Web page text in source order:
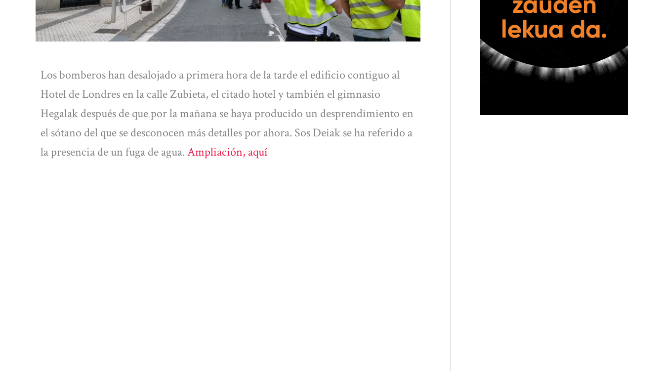
Los bomberos han desalojado a primera hora de la tarde el edificio contiguo al
Hotel de Londres en la calle Zubieta, el citado hotel y también el gimnasio
Hegalak después de que por la mañana se haya producido un desprendimiento en
el sótano del que se desconocen más detalles por ahora. Sos Deiak se ha referido a
la presencia de un fuga de agua.Ampliación, aquí